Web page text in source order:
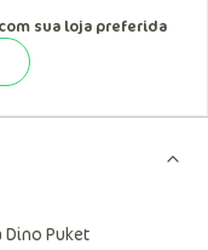
sua loja preferida
Puket